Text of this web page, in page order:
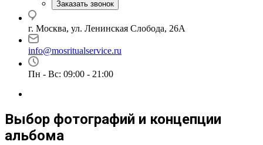
Заказать звонок
г. Москва, ул. Ленинская Слобода, 26А
info@mosritualservice.ru
Пн - Вс: 09:00 - 21:00
Выбор фотографий и концепции
альбома